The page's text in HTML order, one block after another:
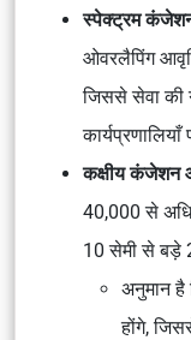
स्पेक्ट्रम
ओवरलैपिंग
जिससे सेवा की
कार्यप्रणालियाँ
कक्षीय कंजेशन
40,000 से
10 सेमी से बड़े
अनुमान है
होंगे,